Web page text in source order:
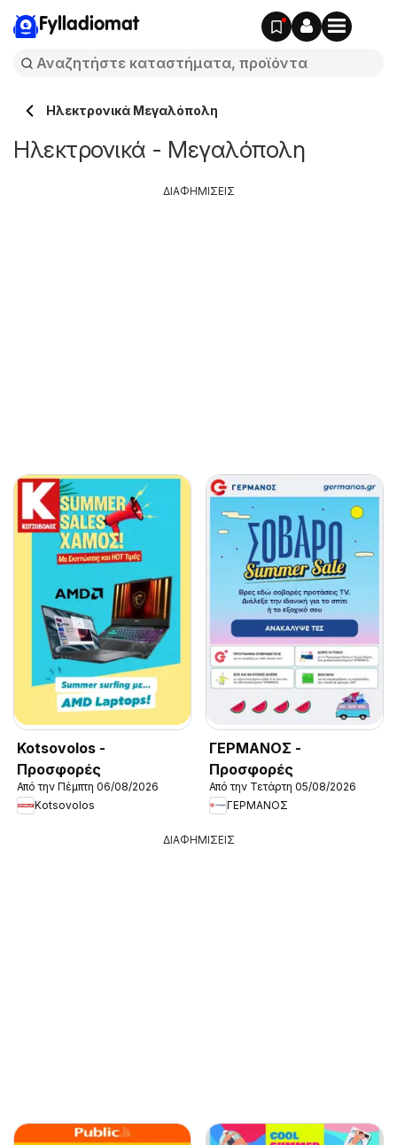
Fylladiomat
Hλεκτρονικά Μεγαλόπολη
Hλεκτρονικά - Μεγαλόπολη
Kotsovolos -
Προσφορές
Από την Πέμπτη 06/08/2026
Kotsovolos
ΓΕΡΜΑΝΟΣ -
Προσφορές
Από την Τετάρτη 05/08/2026
ΓΕΡΜΑΝΟΣ
ΔΙΑΦΗΜΙΣΕΙΣ
ΔΙΑΦΗΜΙΣΕΙΣ